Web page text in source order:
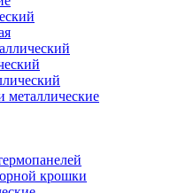
металлические
крошки